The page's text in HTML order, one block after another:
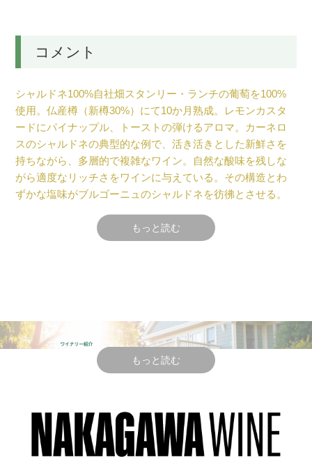
コメント
シャルドネ100%自社畑スタンリー・ランチの葡萄を100%
使用。仏産樽（新樽30%）にて10か月熟成。レモンカスタ
ードにパイナップル、トーストの弾けるアロマ。カーネロ
スのシャルドネの典型的な例で、活き活きとした新鮮さを
持ちながら、多層的で複雑なワイン。自然な酸味を残しな
がら適度なリッチさをワインに与えている。その構造とわ
ずかな塩味がブルゴーニュのシャルドネを彷彿とさせる。
もっと読む
穏やかな気候だった。そのため葡萄はゆっくりと熟しピュ
アで生き生きとした味わいと、しなやかで厚みのあるテク
スチャーが生まれた。白ワインの収穫は8月初旬に始まりヴ
ィンテージを反映した長熟可能なワインを造る事が出来
テクニカル情報
もっと読む
MERRYVALE
メリーヴェール・